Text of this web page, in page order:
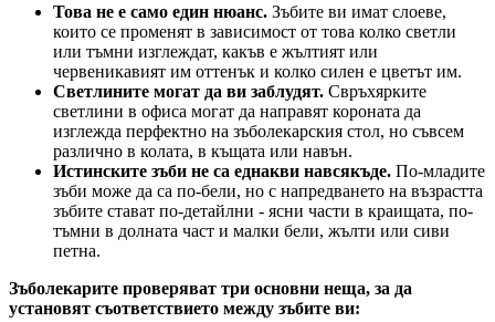
Това не е само един нюанс. Зъбите ви имат слоеве,
които се променят в зависимост от това колко светли
или тъмни изглеждат, какъв е жълтият или
червеникавият им оттенък и колко силен е цветът им.
Светлините могат да ви заблудят. Свръхярките
светлини в офиса могат да направят короната да
изглежда перфектно на зъболекарския стол, но съвсем
различно в колата, в къщата или навън.
Истинските зъби не са еднакви навсякъде. По-младите
зъби може да са по-бели, но с напредването на възрастта
зъбите стават по-детайлни - ясни части в краищата, по-
тъмни в долната част и малки бели, жълти или сиви
петна.
Зъболекарите проверяват три основни неща, за да
установят съответствието между зъбите ви: